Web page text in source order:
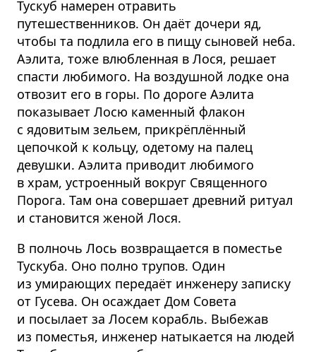
Тускуб намерен отравить
путешественников. Он даёт дочери яд,
чтобы та подлила его в пищу сыновей неба.
Аэлита, тоже влюбленная в Лося, решает
спасти любимого. На воздушной лодке она
отвозит его в горы. По дороге Аэлита
показывает Лосю каменный флакон
с ядовитым зельем, прикрёплённый
цепочкой к кольцу, одетому на палец
девушки. Аэлита приводит любимого
в храм, устроенный вокруг Священного
Порога. Там она совершает древний ритуал
и становится женой Лося.
В полночь Лось возвращается в поместье
Тускуба. Оно полно трупов. Один
из умирающих передаёт инженеру записку
от Гусева. Он осаждает Дом Совета
и посылает за Лосем корабль. Выбежав
из поместья, инженер натыкается на людей